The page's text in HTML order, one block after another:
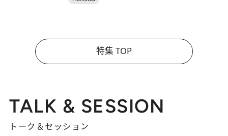
特集 TOP
TALK & SESSION
トーク＆セッション